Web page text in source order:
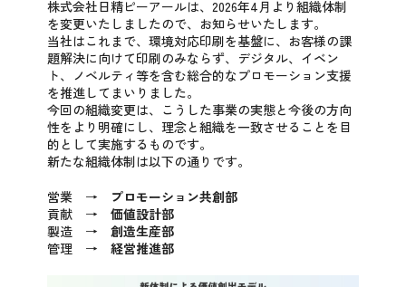
株式会社日精ピーアールは、2026年4月より組織体制
を変更いたしましたので、お知らせいたします。
当社はこれまで、環境対応印刷を基盤に、お客様の課
題解決に向けて印刷のみならず、デジタル、イベン
ト、ノベルティ等を含む総合的なプロモーション支援
を推進してまいりました。
今回の組織変更は、こうした事業の実態と今後の方向
性をより明確にし、理念と組織を一致させることを目
的として実施するものです。
新たな組織体制は以下の通りです。
営業 → プロモーション共創部
貢献 →価値設計部
製造 →創造生産部
管理 →経営推進部